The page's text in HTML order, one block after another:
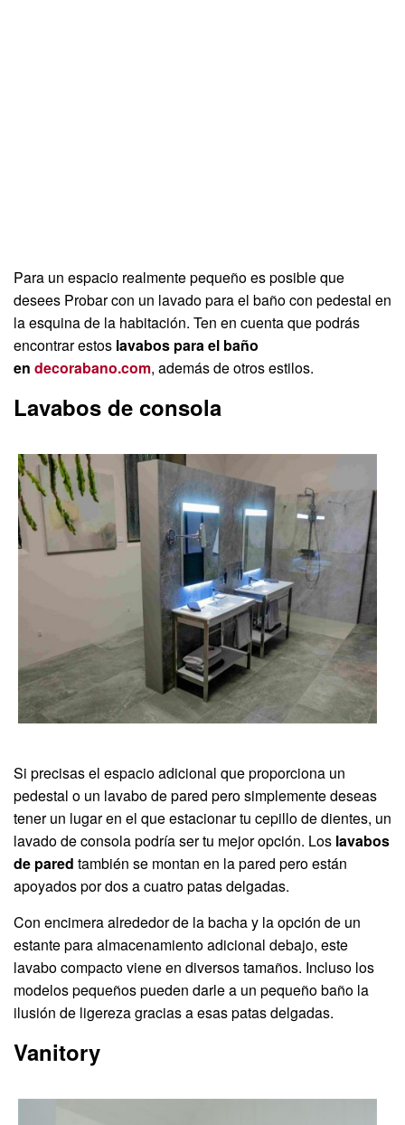
Para un espacio realmente pequeño es posible que
desees Probar con un lavado para el baño con pedestal en
la esquina de la habitación. Ten en cuenta que podrás
encontrar estos lavabos para el baño
en decorabano.com, además de otros estilos.
Lavabos de consola
Si precisas el espacio adicional que proporciona un
pedestal o un lavabo de pared pero simplemente deseas
tener un lugar en el que estacionar tu cepillo de dientes, un
lavado de consola podría ser tu mejor opción. Los lavabos
de pared también se montan en la pared pero están
apoyados por dos a cuatro patas delgadas.
Con encimera alrededor de la bacha y la opción de un
estante para almacenamiento adicional debajo, este
lavabo compacto viene en diversos tamaños. Incluso los
modelos pequeños pueden darle a un pequeño baño la
ilusión de ligereza gracias a esas patas delgadas.
Vanitory